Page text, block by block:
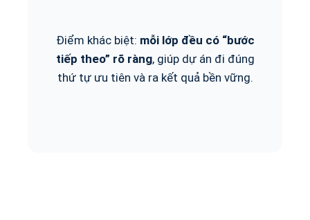
Điểm khác biệt: mỗi lớp đều có “bước
tiếp theo” rõ ràng, giúp dự án đi đúng
thứ tự ưu tiên và ra kết quả bền vững.